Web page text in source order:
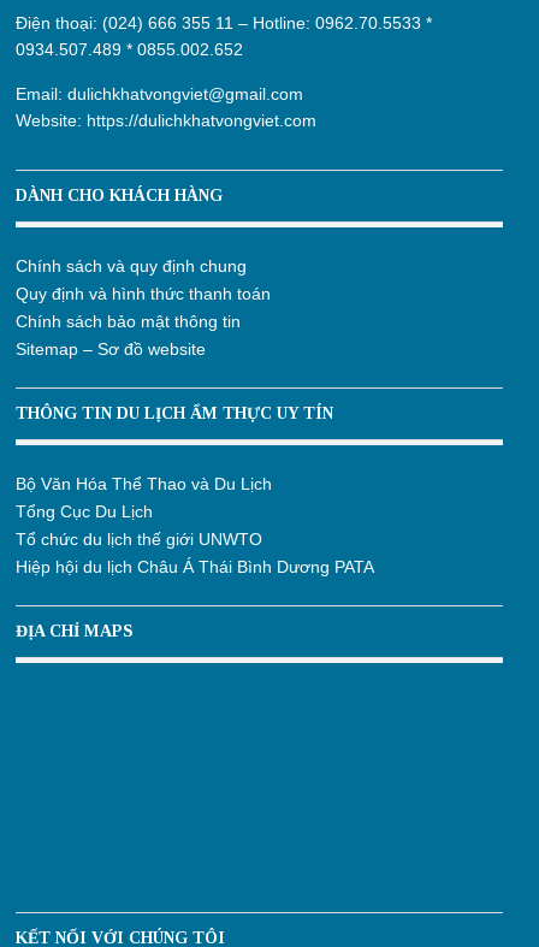
Điện thoại: (024) 666 355 11 – Hotline:0962.70.5533 *
0934.507.489 *0855.002.652
Email:dulichkhatvongviet@gmail.com
Website: https://dulichkhatvongviet.com
DÀNH CHO KHÁCH HÀNG
Chính sách và quy định chung
Quy định và hình thức thanh toán
Chính sách bảo mật thông tin
Sitemap – Sơ đồ website
THÔNG TIN DU LỊCH ẨM THỰC UY TÍN
Bộ Văn Hóa Thể Thao và Du Lịch
Tổng Cục Du Lịch
Tổ chức du lịch thế giới UNWTO
Hiệp hội du lịch Châu Á Thái Bình Dương PATA
ĐỊA CHỈ MAPS
KẾT NỐI VỚI CHÚNG TÔI